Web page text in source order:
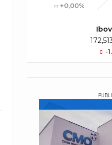
+0,00%
-